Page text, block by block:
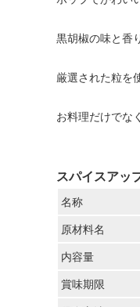
黒胡椒の味と香
厳選された粒を
お料理だけでな
スパイスアッ
名称
原材料名
内容量
賞味期限